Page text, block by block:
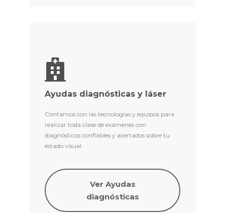
Ayudas diagnósticas y láser
Contamos con las tecnologías y equipos para
realizar toda clase de exámenes con
diagnósticos confiables y acertados sobre tu
estado visual.
Ver Ayudas
diagnósticas